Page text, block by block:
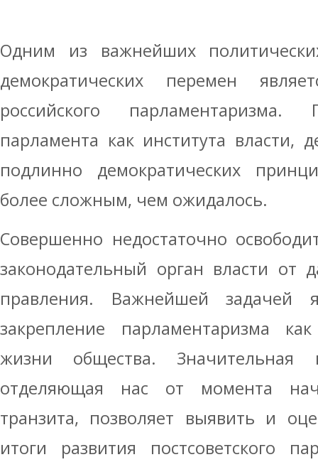
Одним из важнейших
демократических перемен
российского
парламента как института власти,
подлинно демократических
более сложным, чем ожидалось.
Совершенно недостаточно
законодательный орган власти от
правления. Важнейшей задачей
закрепление парламентаризма
жизни общества. Значительная
отделяющая нас от момента
транзита, позволяет выявить и
итоги развития постсоветского